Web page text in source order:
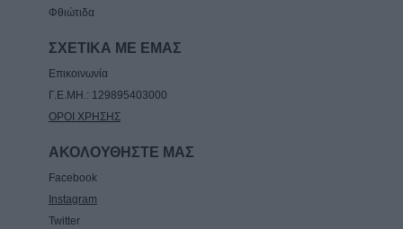
Φθιώτιδα
ΣΧΕΤΙΚΑ ΜΕ ΕΜΑΣ
Επικοινωνία
Γ.Ε.ΜΗ.: 129895403000
ΟΡΟΙ ΧΡΗΣΗΣ
ΑΚΟΛΟΥΘΗΣΤΕ ΜΑΣ
Facebook
Instagram
Twitter